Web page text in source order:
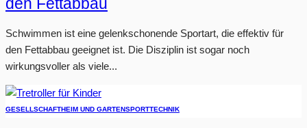
den Fettabbau
Schwimmen ist eine gelenkschonende Sportart, die effektiv für
den Fettabbau geeignet ist. Die Disziplin ist sogar noch
wirkungsvoller als viele...
GESELLSCHAFTHEIM UND GARTENSPORTTECHNIK